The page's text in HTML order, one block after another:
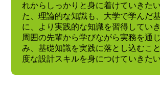
れからしっかりと身に着けていきた
た、理論的な知識も、大学で学んだ
に、より実践的な知識を習得していき
周囲の先輩から学びながら実務を通
み、基礎知識を実践に落とし込むこ
度な設計スキルを身につけていきたい